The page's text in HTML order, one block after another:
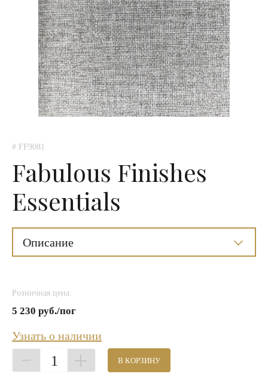
# FF9081
Fabulous Finishes
Essentials
Описание
Розничная цена:
5 230 руб./пог
Узнать о наличии
1 В КОРЗИНУ